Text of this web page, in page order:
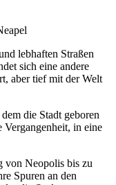
lebhaften Straßen
sich eine andere
aber tief mit der Welt
die Stadt geboren
in eine
von Neopolis bis zu
Spuren an den